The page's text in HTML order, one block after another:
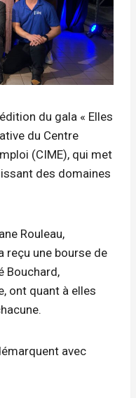
du gala « Elles
du Centre
(CIME), qui met
des domaines
Rouleau,
reçu une bourse de
Bouchard,
ont quant à elles
avec